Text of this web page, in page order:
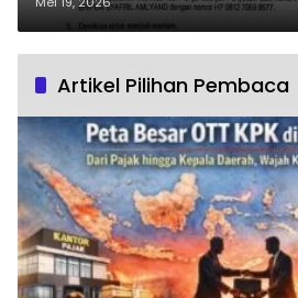
Provokator Sidang
Artikel Pilihan Pembaca